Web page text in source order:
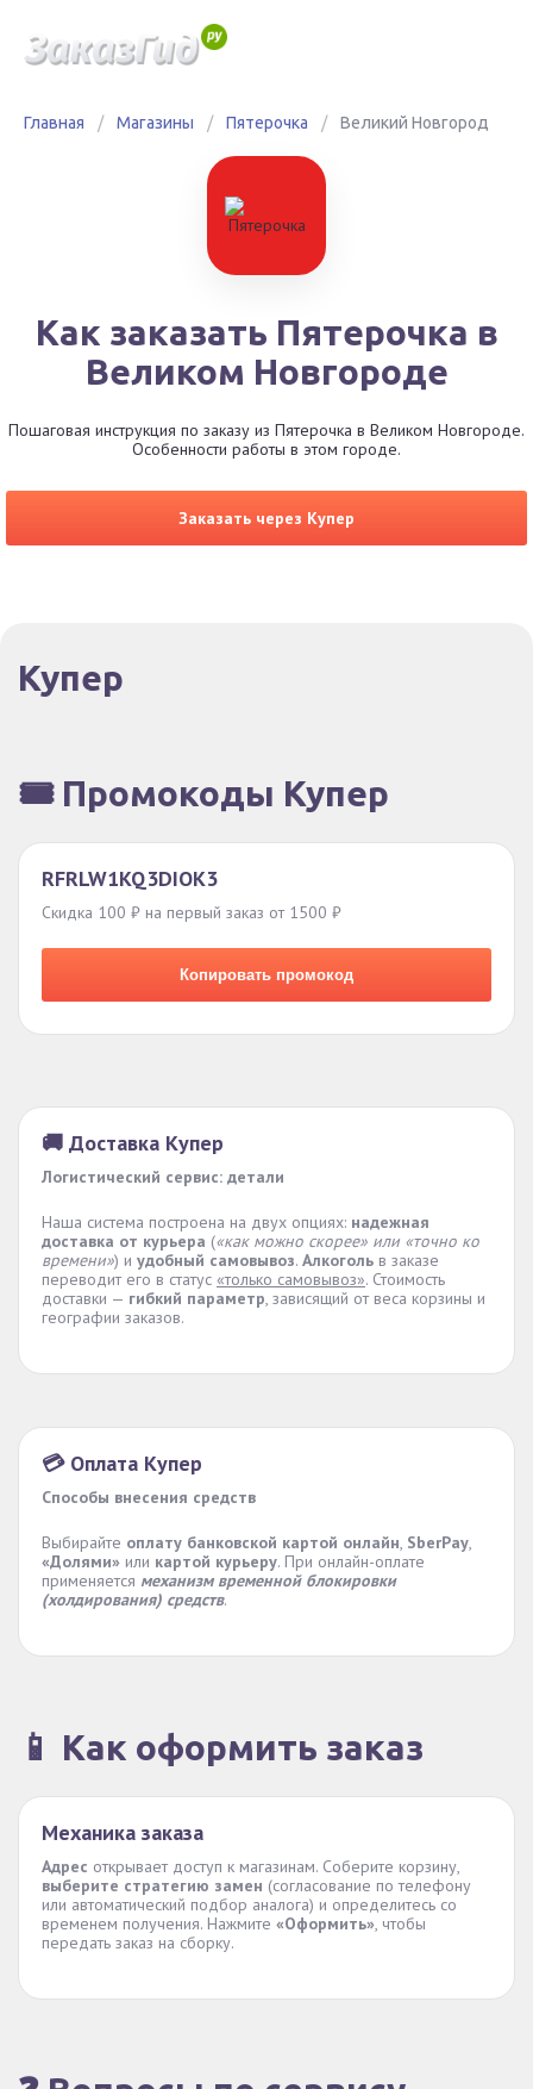
Главная / Магазины / Пятерочка / Великий Новгород
Как заказать Пятерочка в
Великом Новгороде
Пошаговая инструкция по заказу из Пятерочка в Великом Новгороде.
Особенности работы в этом городе.
Заказать через Купер
Купер
🎟️ Промокоды Купер
RFRLW1KQ3DIOK3
Скидка 100 ₽ на первый заказ от 1500 ₽
Копировать промокод
🚚 Доставка Купер
Логистический сервис: детали
Наша система построена на двух опциях: надежная
доставка от курьера («как можно скорее» или «точно ко
времени») и удобный самовывоз. Алкоголь в заказе
переводит его в статус «только самовывоз». Стоимость
доставки — гибкий параметр, зависящий от веса корзины и
географии заказов.
💳 Оплата Купер
Способы внесения средств
Выбирайте оплату банковской картой онлайн, SberPay,
«Долями» или картой курьеру. При онлайн-оплате
применяется механизм временной блокировки
(холдирования) средств.
📱 Как оформить заказ
Механика заказа
Адрес открывает доступ к магазинам. Соберите корзину,
выберите стратегию замен (согласование по телефону
или автоматический подбор аналога) и определитесь со
временем получения. Нажмите «Оформить», чтобы
передать заказ на сборку.